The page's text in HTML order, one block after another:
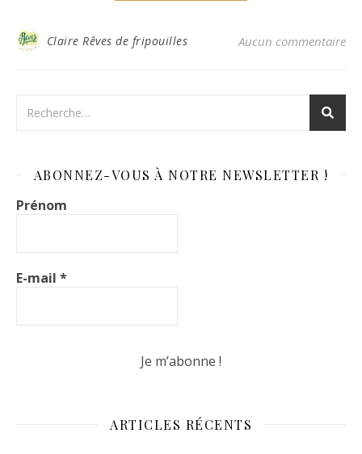
Claire Rêves de fripouilles Aucun commentaire
ABONNEZ-VOUS À NOTRE NEWSLETTER !
Prénom
E-mail *
ARTICLES RÉCENTS